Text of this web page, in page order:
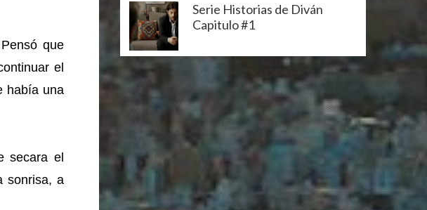
que
el
había una
secara el
sonrisa, a
Serie Historias de Diván
Capitulo #1